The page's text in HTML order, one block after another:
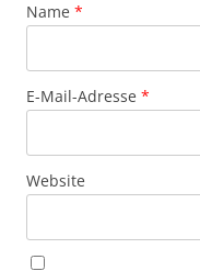
Name *
E-Mail-Adresse *
Website